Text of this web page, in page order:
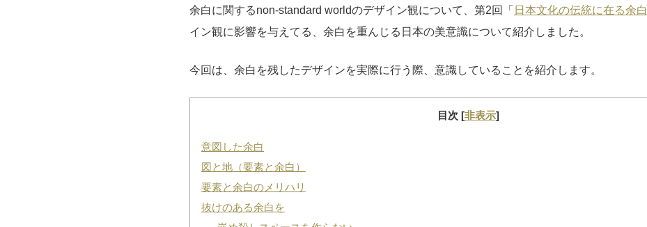
余白に関するnon-standard worldのデザイン観について、第2回「 日本文化の伝統に在る余白
イン観に影響を与えてる、余白を重んじる日本の美意識について紹介しました。
今回は、余白を残したデザインを実際に行う際、意識していることを紹介します。
目次 [非表示]
意図した余白
図と地（要素と余白）
要素と余白のメリハリ
抜けのある余白を